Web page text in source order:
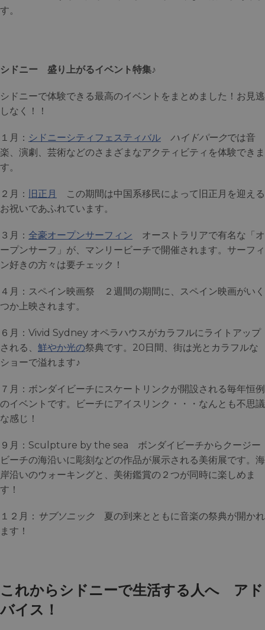
す。
シドニー 盛り上がるイベント特集♪
シドニーで体験できる最高のイベントをまとめました！お見逃
しなく！！
１月： シドニーシティフェスティバル ハイドパークでは音
楽、演劇、芸術などのさまざまなアクティビティを体験できま
す。
２月： 旧正月
この期間は中国系移民によって旧正月を迎える
お祝いであふれています。
３月： 全豪オープンサーフィン オーストラリアで有名な「オ
ープンサーフ」が、マンリービーチで開催されます。サーフィ
ン好きの方々は要チェック！
４月：スペイン映画祭 ２週間の期間に、スペイン映画がいく
つか上映されます。
６月：Vivid Sydney オペラハウスがカラフルにライトアップ
される、 鮮やか光の祭典です。20日間、街は光とカラフルな
ショーで溢れます♪
７月：ボンダイビーチにスケートリンクが開設される毎年恒例
のイベントです。ビーチにアイスリンク・・・なんとも不思議
な感じ！
９月：Sculpture by the sea ボンダイビーチからクージー
ビーチの海沿いに彫刻などの作品が展示される美術展です。海
岸沿いのウォーキングと、美術鑑賞の２つが同時に楽しめま
す！
１２月： サブソニック 夏の到来とともに音楽の祭典が開かれ
ます！
これからシドニーで生活する人へ アド
バイス！